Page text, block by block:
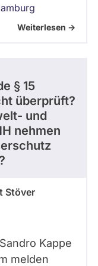
Weiterlesen ->
§ 15
überprüft?
und
nehmen
Stöver
Kappe
melden